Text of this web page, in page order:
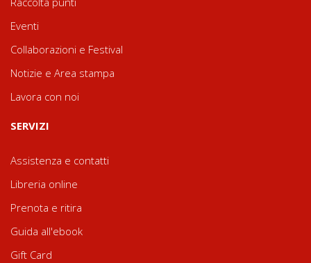
Eventi
Collaborazioni e Festival
Notizie e Area stampa
Lavora con noi
SERVIZI
Assistenza e contatti
Libreria online
Prenota e ritira
Guida all'ebook
Gift Card